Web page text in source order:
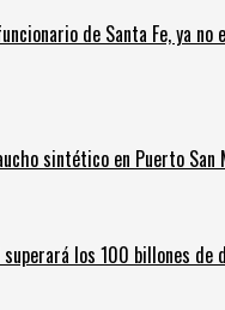
de Santa Fe, ya no
sintético en Puerto
los 100 billones